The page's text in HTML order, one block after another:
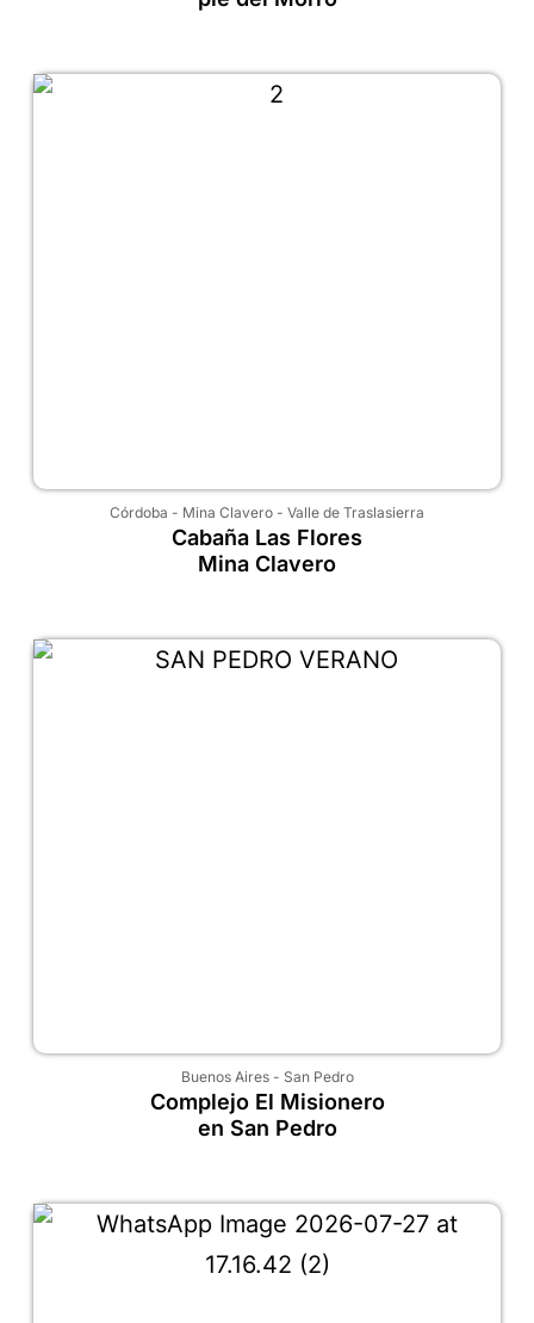
Córdoba - Mina Clavero - Valle de Traslasierra
Cabaña Las Flores
Mina Clavero
Buenos Aires- San Pedro
Complejo El Misionero
en San Pedro